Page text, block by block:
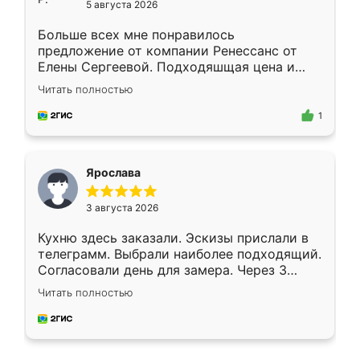
5 августа 2026
Больше всех мне понравилось
предложение от компании Ренессанс от
Елены Сергеевой. Подходяшщая цена и
короткие сроки изготовления. Приехавший
для замера сотрудник Владислав
предложил по моему эскизу самый
Читать полностью
1
Ярослава
3 августа 2026
Кухню здесь заказали. Эскизы прислали в
телеграмм. Выбрали наиболее подходящий.
Согласовали день для замера. Через 3
недели кухня была уже готова. Остались
довольны работой. Спасибо Ренессанс
мебель за качественную работу!
Читать полностью